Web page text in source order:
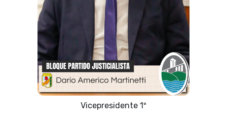
Vicepresidente 1º